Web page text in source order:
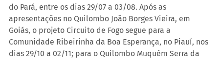
do Pará, entre os dias 29/07 a 03/08. Após as
apresentações no Quilombo João Borges Vieira, em
Goiás, o projeto Circuito de Fogo segue para a
Comunidade Ribeirinha da Boa Esperança, no Piauí, nos
dias 29/10 a 02/11; para o Quilombo Muquém Serra da